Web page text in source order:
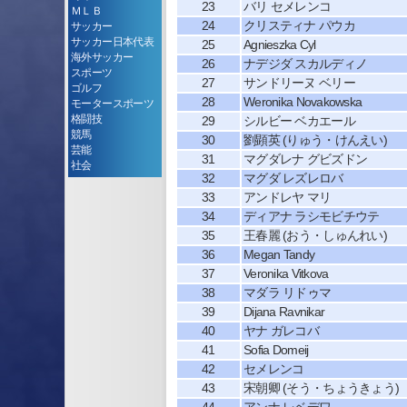
23
バリ セメレンコ
24
クリスティナ パウカ
25
Agnieszka Cyl
26
ナデジダ スカルディノ
27
サンドリーヌ ベリー
28
Weronika Novakowska
29
シルビー ベカエール
30
劉顕英 (りゅう・けんえい)
31
マグダレナ グビズドン
32
マグダ レズレロバ
33
アンドレヤ マリ
34
ディアナ ラシモビチウテ
35
王春麗 (おう・しゅんれい)
36
Megan Tandy
37
Veronika Vitkova
38
マダラ リドゥマ
39
Dijana Ravnikar
40
ヤナ ガレコバ
41
Sofia Domeij
42
セメレンコ
43
宋朝卿 (そう・ちょうきょう)
ＭＬＢ
サッカー
サッカー日本代表
海外サッカー
スポーツ
ゴルフ
モータースポーツ
格闘技
競馬
芸能
社会